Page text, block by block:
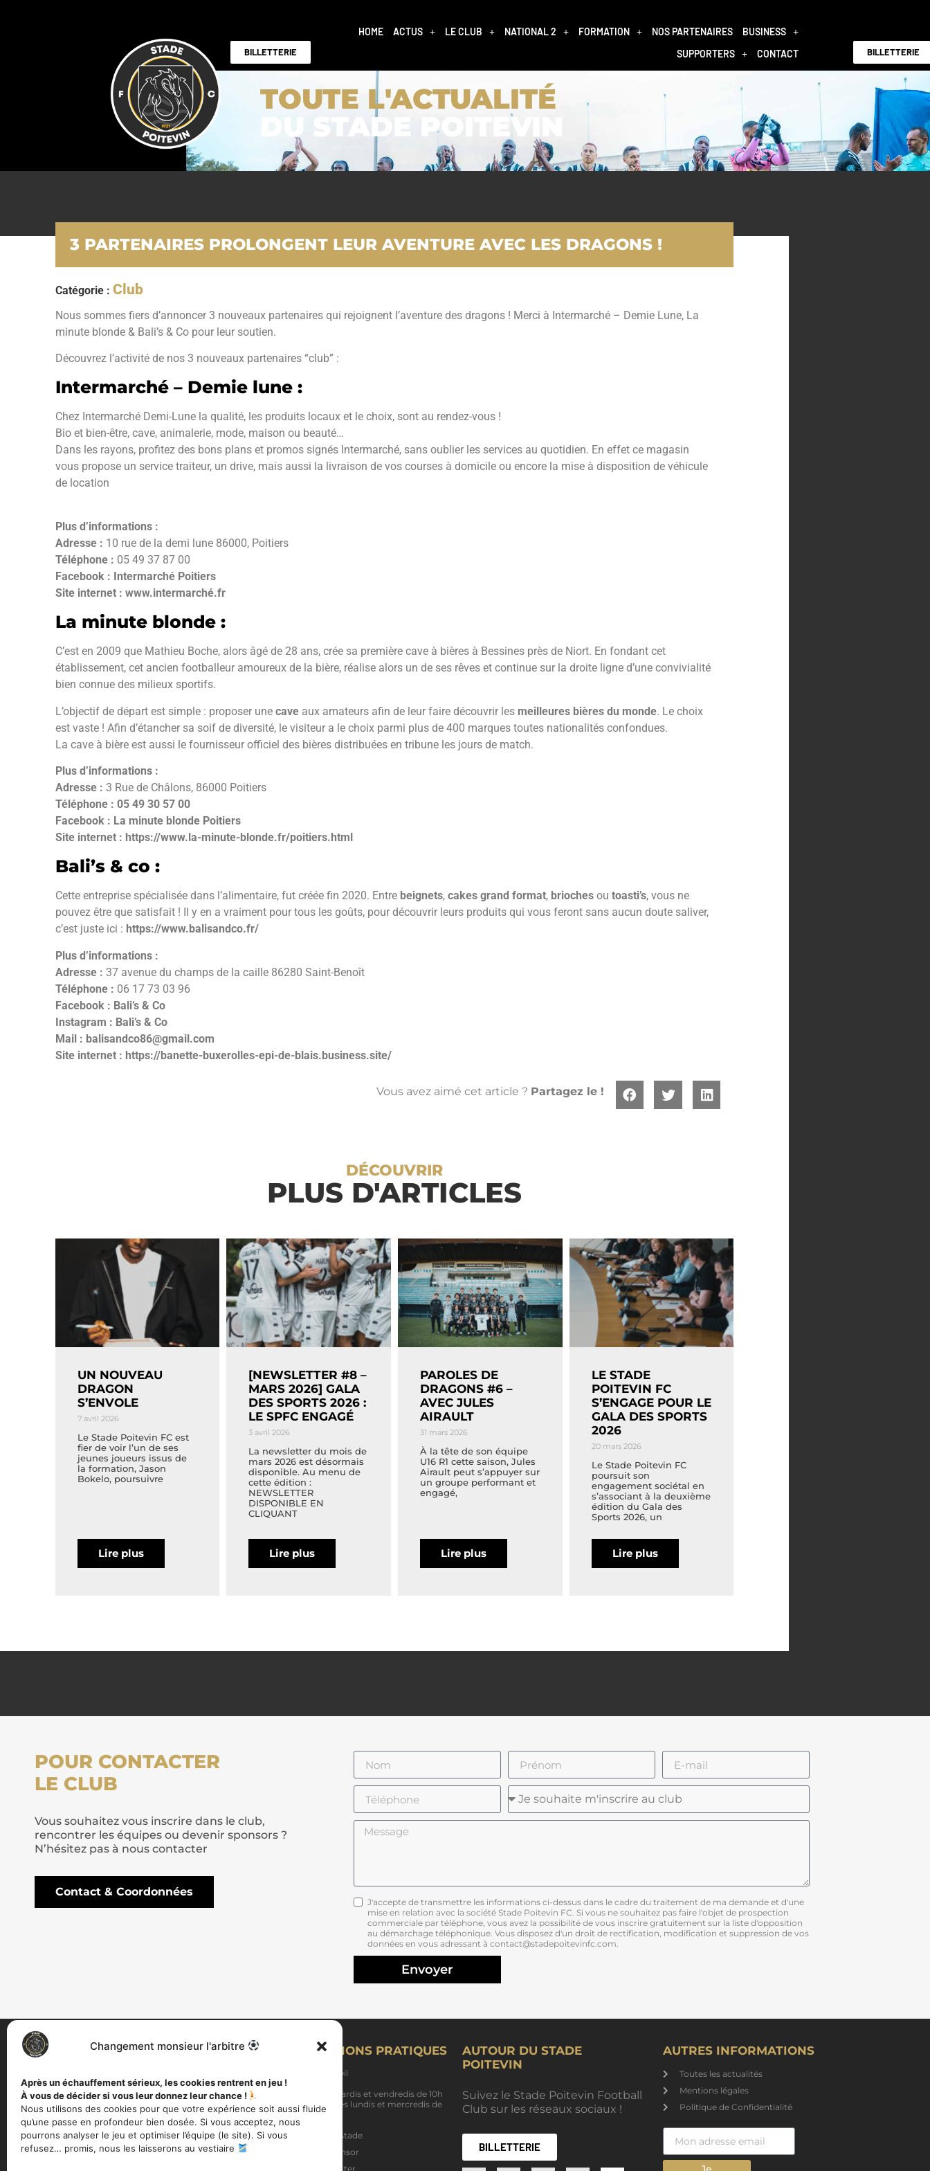
Changement monsieur l'arbitre
Après un échauffement sérieux, les cookies rentrent en jeu !
À vous de décider si vous leur donnez leur chance !
Nous utilisons des cookies pour que votre expérience soit aussi fluide
qu’une passe en profondeur bien dosée. Si vous acceptez, nous
pourrons analyser le jeu et optimiser l’équipe (le site). Si vous
refusez… promis, nous les laisserons au vestiaire
BILLETTERIE
HOME ACTUS LE CLUB NATIONAL 2 FORMATION NOS PARTENAIRES
BUSINESS
SUPPORTERS
CONTACT BILLETTERIE
TOUTE L'ACTUALITÉ
DU STADE POITEVIN
3 PARTENAIRES PROLONGENT LEUR AVENTURE AVEC LES DRAGONS !
Catégorie : Club
Nous sommes fiers d’annoncer 3 nouveaux partenaires qui rejoignent l’aventure des dragons ! Merci à Intermarché – Demie Lune, La
minute blonde & Bali’s & Co pour leur soutien.
Découvrez l’activité de nos 3 nouveaux partenaires “club” :
Intermarché – Demie lune :
Chez Intermarché Demi-Lune la qualité, les produits locaux et le choix, sont au rendez-vous !
Bio et bien-être, cave, animalerie, mode, maison ou beauté…
Dans les rayons, profitez des bons plans et promos signés Intermarché, sans oublier les services au quotidien. En effet ce magasin
vous propose un service traiteur, un drive, mais aussi la livraison de vos courses à domicile ou encore la mise à disposition de véhicule
de location
Plus d’informations :
Adresse : 10 rue de la demi lune 86000, Poitiers
Téléphone : 05 49 37 87 00
Facebook : Intermarché Poitiers
Site internet : www.intermarché.fr
La minute blonde :
C’est en 2009 que Mathieu Boche, alors âgé de 28 ans, crée sa première cave à bières à Bessines près de Niort. En fondant cet
établissement, cet ancien footballeur amoureux de la bière, réalise alors un de ses rêves et continue sur la droite ligne d’une convivialité
bien connue des milieux sportifs.
L’objectif de départ est simple : proposer unecaveaux amateurs afin de leur faire découvrir les meilleures bières du monde. Le choix
est vaste ! Afin d’étancher sa soif de diversité, le visiteur a le choix parmi plus de 400 marques toutes nationalités confondues.
La cave à bière est aussi le fournisseur officiel des bières distribuées en tribune les jours de match.
Plus d’informations :
Adresse : 3 Rue de Châlons, 86000 Poitiers
Téléphone : 05 49 30 57 00
Facebook : La minute blonde Poitiers
Site internet : https://www.la-minute-blonde.fr/poitiers.html
Bali’s & co :
Cette entreprise spécialisée dans l’alimentaire, fut créée fin 2020. Entre beignets, cakes grand format, briochesou toasti’s, vous ne
pouvez être que satisfait ! Il y en a vraiment pour tous les goûts, pour découvrir leurs produits qui vous feront sans aucun doute saliver,
c’est juste ici : https://www.balisandco.fr/
Plus d’informations :
Adresse : 37 avenue du champs de la caille 86280 Saint-Benoît
Téléphone : 06 17 73 03 96
Facebook : Bali’s & Co
Instagram : Bali’s & Co
Mail : balisandco86@gmail.com
Site internet : https://banette-buxerolles-epi-de-blais.business.site/
Vous avez aimé cet article ? Partagez le !
DÉCOUVRIR
PLUS D'ARTICLES
UN NOUVEAU
DRAGON
S’ENVOLE
7 avril 2026
Le Stade Poitevin FC est
fier de voir l’un de ses
jeunes joueurs issus de
la formation, Jason
Bokelo, poursuivre
Lire plus
[NEWSLETTER #8 –
MARS 2026] GALA
DES SPORTS 2026 :
LE SPFC ENGAGÉ
3 avril 2026
La newsletter du mois de
mars 2026 est désormais
disponible. Au menu de
cette édition :
NEWSLETTER
DISPONIBLE EN
CLIQUANT
Lire plus
PAROLES DE
DRAGONS #6 –
AVEC JULES
AIRAULT
31 mars 2026
À la tête de son équipe
U16 R1 cette saison, Jules
Airault peut s’appuyer sur
un groupe performant et
engagé,
Lire plus
LE STADE
POITEVIN FC
S’ENGAGE POUR LE
GALA DES SPORTS
2026
20 mars 2026
Le Stade Poitevin FC
poursuit son
engagement sociétal en
s’associant à la deuxième
édition du Gala des
Sports 2026, un
Lire plus
POUR CONTACTER
LE CLUB
Vous souhaitez vous inscrire dans le club,
rencontrer les équipes ou devenir sponsors ?
N’hésitez pas à nous contacter
Contact & Coordonnées
J'accepte de transmettre les informations ci-dessus dans le cadre du traitement de ma demande et d'une
mise en relation avec la société Stade Poitevin FC. Si vous ne souhaitez pas faire l'objet de prospection
commerciale par téléphone, vous avez la possibilité de vous inscrire gratuitement sur la liste d'opposition
au démarchage téléphonique. Vous disposez d'un droit de rectification, modification et suppression de vos
données en vous adressant à contact@stadepoitevinfc.com.
Envoyer
CONTACTS ET
Stade Poitevin Football Club
2 rue de la Fraternité
86180 Buxerolles
07 43 26 30 81
contact@stadepoitevinfc.com
INFORMATIONS PRATIQUES
Horaires d’accueil
Ouverture les mardis et vendredis de 10h
à 13h, ainsi que les lundis et mercredis de
14h à 17h.
Accéder au stade
Devenir sponsor
Nous contacter
AUTOUR DU STADE
POITEVIN
Suivez le Stade Poitevin Football
Club sur les réseaux sociaux !
BILLETTERIE
AUTRES INFORMATIONS
Toutes les actualités
Mentions légales
Politique de Confidentialité